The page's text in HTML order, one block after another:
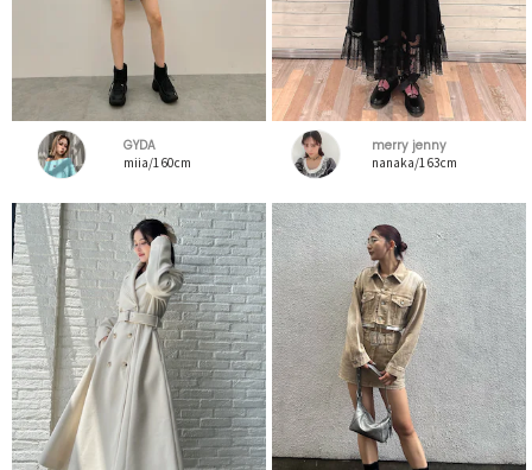
GYDA
miia/160cm
merry jenny
nanaka/163cm